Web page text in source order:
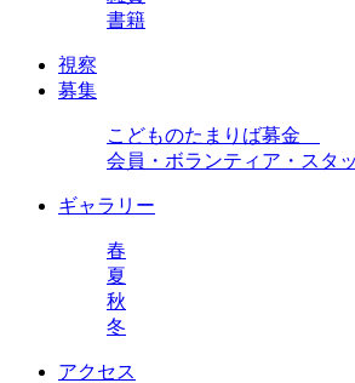
書籍
視察
募集
こどものたまりば募金
会員・ボランティア・スタ
ギャラリー
春
夏
秋
冬
アクセス